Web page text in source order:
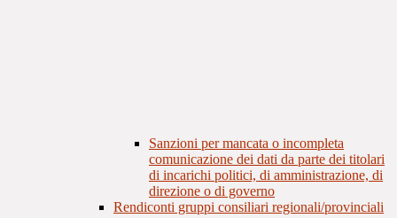
Sanzioni per mancata o incompleta
comunicazione dei dati da parte dei titolari
di incarichi politici, di amministrazione, di
direzione o di governo
Rendiconti gruppi consiliari regionali/provinciali